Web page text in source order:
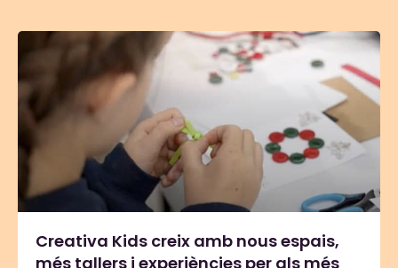
Creativa Kids creix amb nous espais,
més tallers i experiències per als més